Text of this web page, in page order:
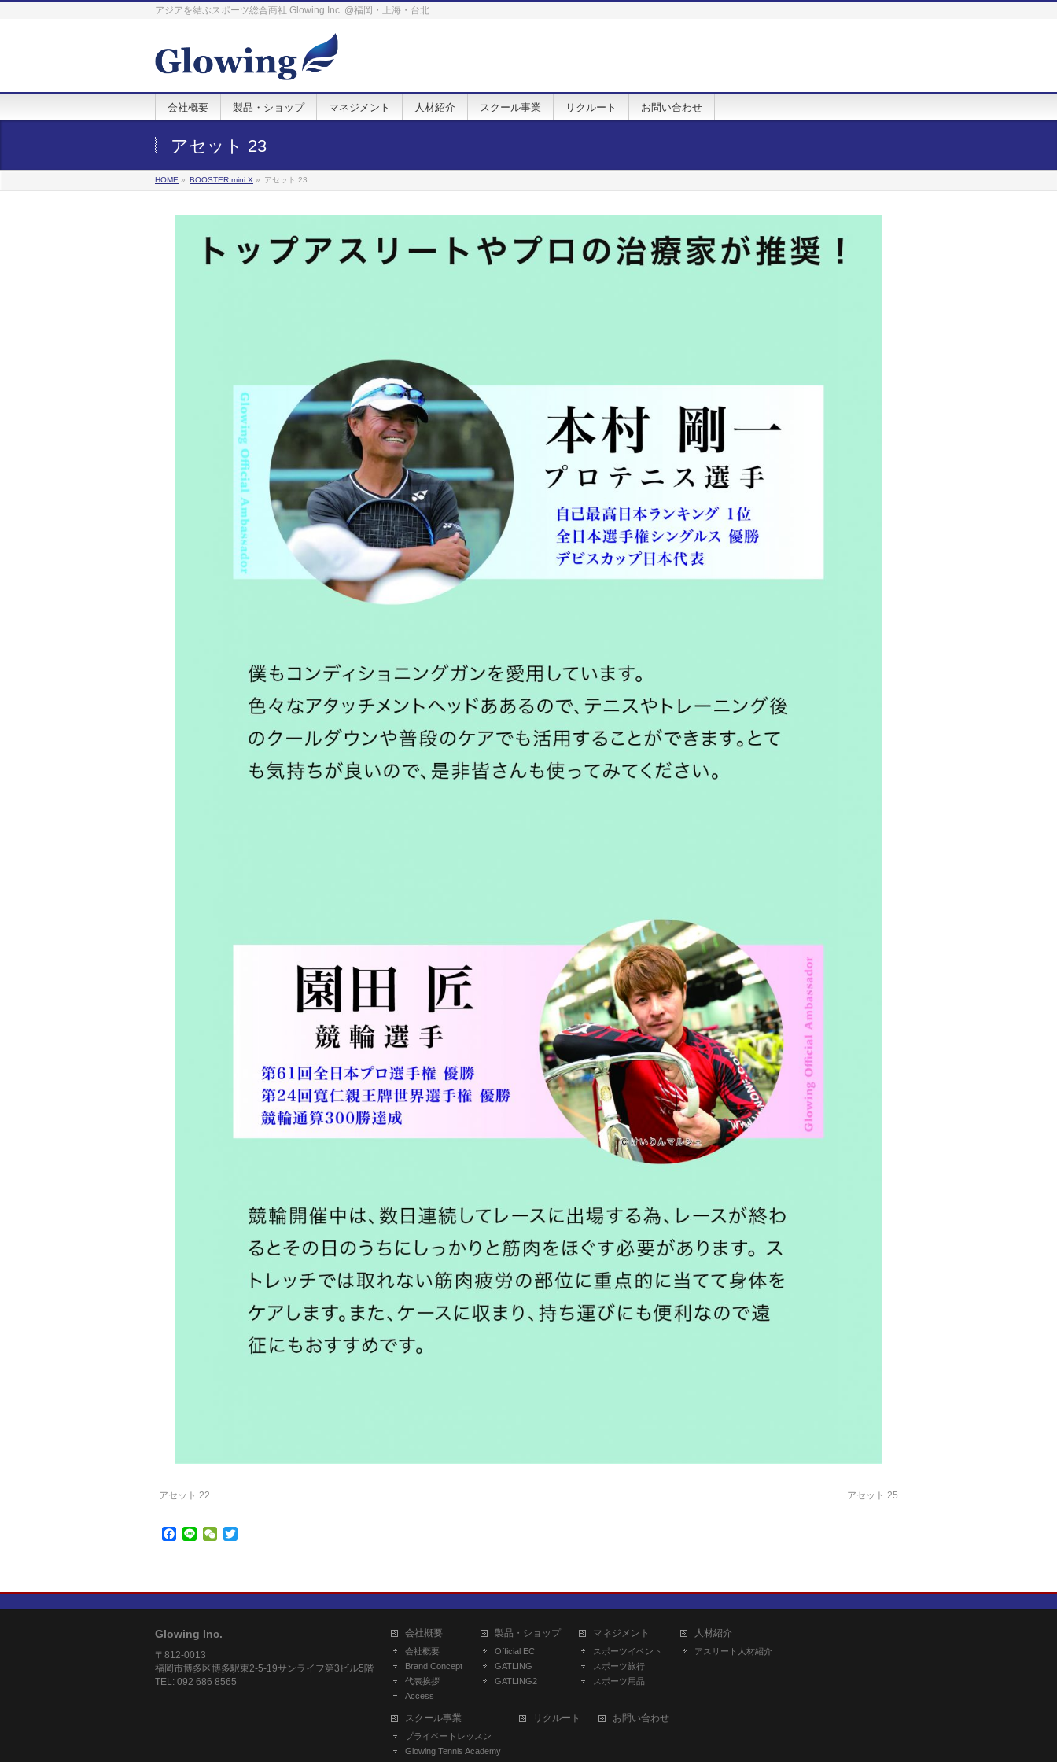
アジアを結ぶスポーツ総合商社 Glowing Inc. @福岡・上海・台北
会社概要 製品・ショップ マネジメント 人材紹介 スクール事業 リクルート お問い合わせ
アセット 23
HOME » BOOSTER mini X » アセット 23
アセット 22 アセット 25
Facebook
Line WeChat
Glowing Inc.
〒812-0013
福岡市博多区博多駅東2-5-19サンライフ第3ビル5階
TEL: 092 686 8565
会社概要
会社概要
Brand Concept
代表挨拶
Access
製品・ショップ
Official EC
GATLING
GATLING2
マネジメント
スポーツイベント
スポーツ旅行
スポーツ用品
人材紹介
アスリート人材紹介
スクール事業
プライベートレッスン
Glowing Tennis Academy
リクルート お問い合わせ